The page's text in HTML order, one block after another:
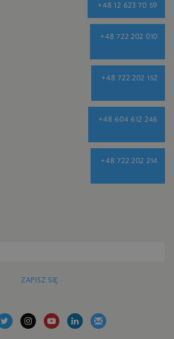
+48 12 623 70 59
+48 722 202 010
+48 722 202 152
+48 604 612 246
+48 722 202 214
ZAPISZ SIĘ